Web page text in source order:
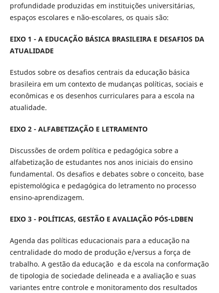
profundidade produzidas em instituições universitárias,
espaços escolares e não-escolares, os quais são:
EIXO 1 - A EDUCAÇÃO BÁSICA BRASILEIRA E DESAFIOS DA
ATUALIDADE
Estudos sobre os desafios centrais da educação básica
brasileira em um contexto de mudanças políticas, sociais e
econômicas e os desenhos curriculares para a escola na
atualidade.
EIXO 2 - ALFABETIZAÇÃO E LETRAMENTO
Discussões de ordem política e pedagógica sobre a
alfabetização de estudantes nos anos iniciais do ensino
fundamental. Os desafios e debates sobre o conceito, base
epistemológica e pedagógica do letramento no processo
ensino-aprendizagem.
EIXO 3 - POLÍTICAS, GESTÃO E AVALIAÇÃO PÓS-LDBEN
Agenda das políticas educacionais para a educação na
centralidade do modo de produção e/versus a força de
trabalho. A gestão da educação e da escola na conformação
de tipologia de sociedade delineada e a avaliação e suas
variantes entre controle e monitoramento dos resultados